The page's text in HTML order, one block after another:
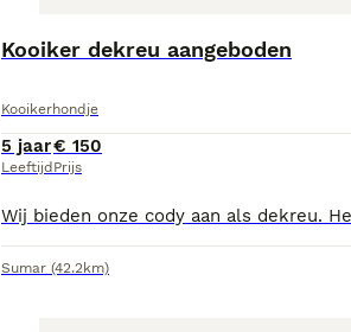
Kooiker dekreu aangeboden
Kooikerhondje
5 jaar
Leeftijd
€ 150
Prijs
Sumar (42.2km)